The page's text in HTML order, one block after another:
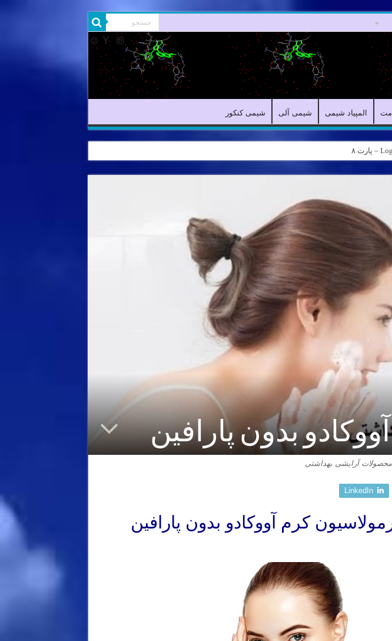
مت المپیاد شیمی شیمی آلی شیمی کنکور
بدون پارافین
محصولات آرایشی بهداشتی
LinkedIn
کرم آووکادو بدون پارافین